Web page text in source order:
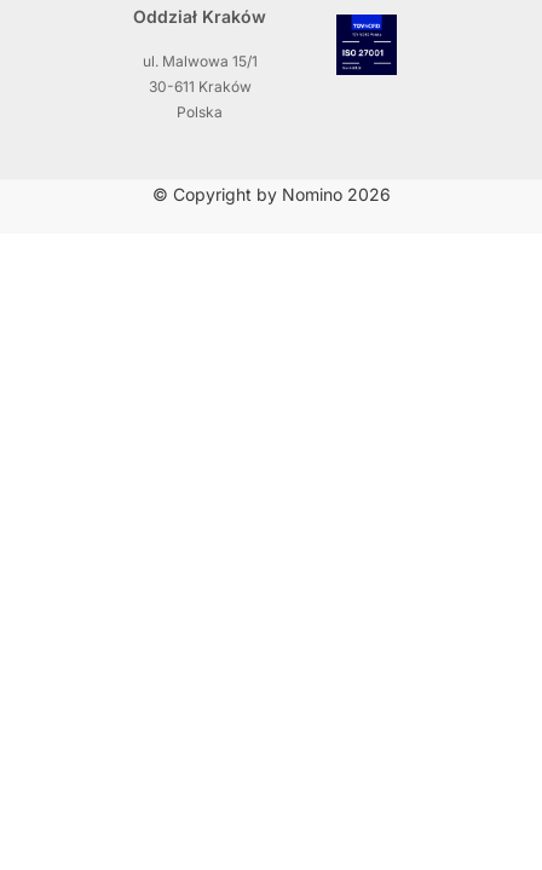
Oddział Kraków
ul. Malwowa 15/1
30-611 Kraków
Polska
© Copyright by Nomino 2026